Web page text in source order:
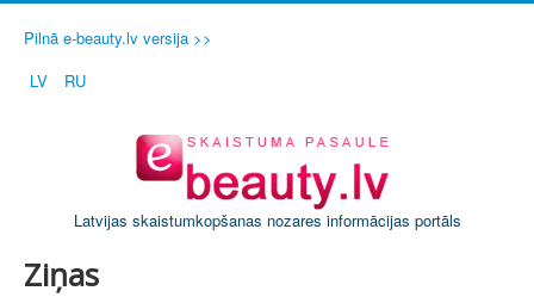
Pilnā e-beauty.lv versija >>
LV
RU
Latvijas skaistumkopšanas nozares informācijas portāls
Ziņas